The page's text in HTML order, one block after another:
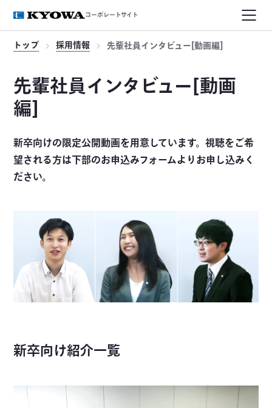
コーポレートサイト
トップ 採用情報 先輩社員インタビュー[動画編]
先輩社員インタビュー[動画
編]
新卒向けの限定公開動画を用意しています。視聴をご希
望される方は下部のお申込みフォームよりお申し込みく
ださい。
新卒向け紹介一覧